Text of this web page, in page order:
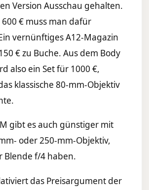
Version Ausschau gehalten.
€ muss man dafür
vernünftiges A12-Magazin
€ zu Buche. Aus dem Body
also ein Set für 1000 €,
klassische 80-mm-Objektiv
gibt es auch günstiger mit
oder 250-mm-Objektiv,
Blende f/4 haben.
das Preisargument der